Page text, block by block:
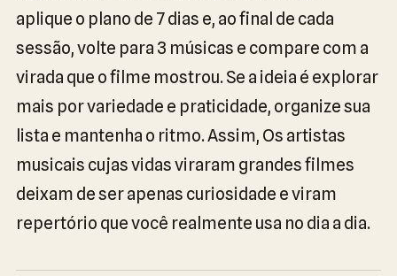
aplique o plano de 7 dias e, ao final de cada
sessão, volte para 3 músicas e compare com a
virada que o filme mostrou. Se a ideia é explorar
mais por variedade e praticidade, organize sua
lista e mantenha o ritmo. Assim, Os artistas
musicais cujas vidas viraram grandes filmes
deixam de ser apenas curiosidade e viram
repertório que você realmente usa no dia a dia.